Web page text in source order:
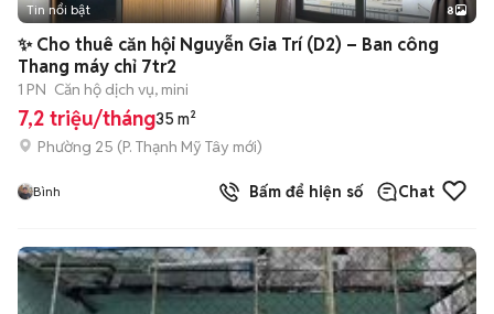
+2
Tin nổi bật 8
✨ Cho thuê căn hội Nguyễn Gia Trí (D2) – Ban công
Thang máy chỉ 7tr2
1 PN Căn hộ dịch vụ, mini
7,2 triệu/tháng35 m²
Phường 25 (P. Thạnh Mỹ Tây mới)
Bình Bấm để hiện số Chat